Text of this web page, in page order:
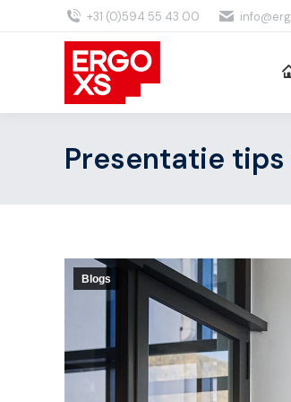
+31 (0)594 55 43 00
Presentatie tips
Blogs